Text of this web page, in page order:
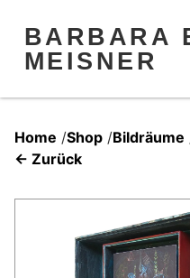
BARBARA
MEISNER
Home /Shop /Bildräume
← Zurück